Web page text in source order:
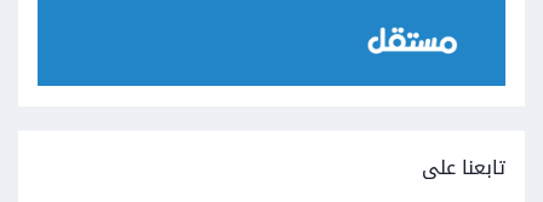
تابعنا على